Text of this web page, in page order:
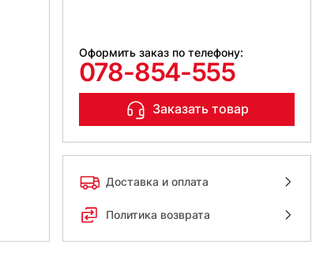
Оформить заказ по телефону:
078-854-555
Заказать товар
Доставка и оплата
Политика возврата